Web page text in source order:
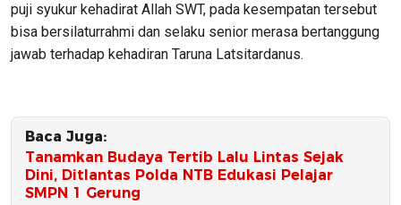
puji syukur kehadirat Allah SWT, pada kesempatan tersebut
bisa bersilaturrahmi dan selaku senior merasa bertanggung
jawab terhadap kehadiran Taruna Latsitardanus.
Baca Juga:
Tanamkan Budaya Tertib Lalu Lintas Sejak
Dini, Ditlantas Polda NTB Edukasi Pelajar
SMPN 1 Gerung